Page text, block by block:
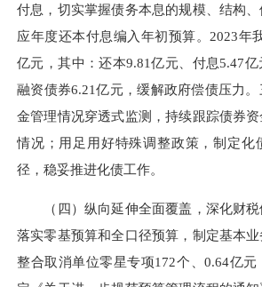
付息，切实掌握债务本息的规模、结构
应年度还本付息编入年初预算。2023年
亿元，其中：还本9.81亿元、付息5.47
融资债券6.21亿元，缓解政府偿债压力
金管理情况穿透式监测，持续跟踪债券
情况；用足用好特殊调整政策，制定化
径，稳妥推进化债工作。
（四）纵向延伸全面覆盖，深化财税
落实零基预算和全口径预算，制定基本业
整合取消单位零星专项172个、0.64亿元